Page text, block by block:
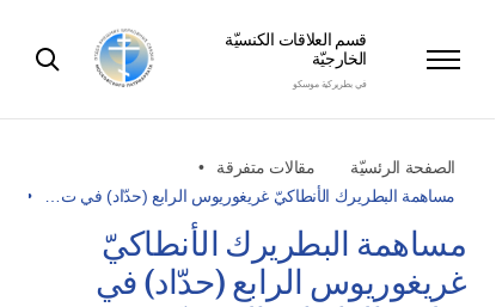
قسم العلاقات الكنسيّة
الخارجيّة
في بطريركية موسكو
الصفحة الرئسيّة
مقالات متفرقة
مساهمة البطريرك الأنطاكيّ غريغوريوس الرابع (حدّاد) في ت…
مساهمة البطريرك الأنطاكيّ
غريغوريوس الرابع (حدّاد) في